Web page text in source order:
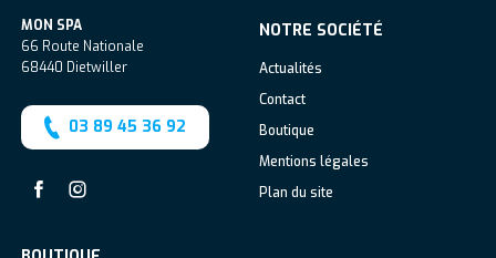
MON SPA
66 Route Nationale
68440 Dietwiller
03 89 45 36 92
NOTRE SOCIÉTÉ
Actualités
Contact
Boutique
Mentions légales
Plan du site